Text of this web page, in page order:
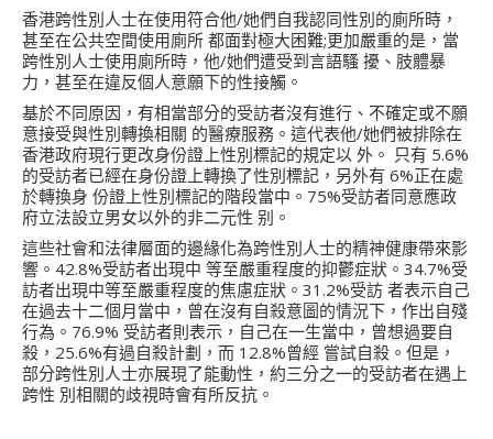
香港跨性別人士在使用符合他/她們自我認同性別的廁所時，
甚至在公共空間使用廁所 都面對極大困難;更加嚴重的是，當
跨性別人士使用廁所時，他/她們遭受到言語騷 擾、肢體暴
力，甚至在違反個人意願下的性接觸。
基於不同原因，有相當部分的受訪者沒有進行、不確定或不願
意接受與性別轉換相關 的醫療服務。這代表他/她們被排除在
香港政府現行更改身份證上性別標記的規定以 外。 只有 5.6%
的受訪者已經在身份證上轉換了性別標記，另外有 6%正在處
於轉換身 份證上性別標記的階段當中。75%受訪者同意應政
府立法設立男女以外的非二元性 别。
這些社會和法律層面的邊緣化為跨性別人士的精神健康帶來影
響。42.8%受訪者出現中 等至嚴重程度的抑鬱症狀。34.7%受
訪者出現中等至嚴重程度的焦慮症狀。31.2%受訪 者表示自己
在過去十二個月當中，曾在沒有自殺意圖的情況下，作出自殘
行為。76.9% 受訪者則表示，自己在一生當中，曾想過要自
殺，25.6%有過自殺計劃，而 12.8%曾經 嘗試自殺。但是，
部分跨性別人士亦展現了能動性，約三分之一的受訪者在遇上
跨性 別相關的歧視時會有所反抗。